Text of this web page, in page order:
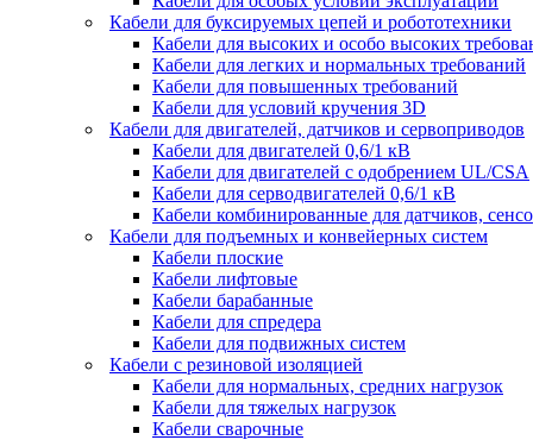
Кабели для буксируемых цепей и робототехники
Кабели для высоких и особо высоких
Кабели для легких и нормальных требований
Кабели для повышенных требований
Кабели для условий кручения 3D
Кабели для двигателей, датчиков и сервоприводов
Кабели для двигателей 0,6/1 кВ
Кабели для двигателей с одобрением UL/CSA
Кабели для серводвигателей 0,6/1 кВ
Кабели комбинированные для датчиков,
Кабели для подъемных и конвейерных систем
Кабели плоские
Кабели лифтовые
Кабели барабанные
Кабели для спредера
Кабели для подвижных систем
Кабели с резиновой изоляцией
Кабели для нормальных, средних нагрузок
Кабели для тяжелых нагрузок
Кабели сварочные